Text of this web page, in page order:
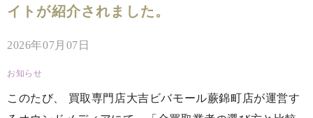
イトが紹介されました。
2026年07月07日
お知らせ
このたび、 買取専門店大吉ビバモール蕨錦町店が運営す